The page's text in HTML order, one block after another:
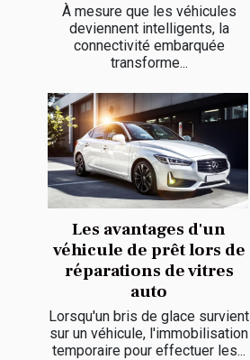
À mesure que les véhicules
deviennent intelligents, la
connectivité embarquée
transforme...
Les avantages d'un
véhicule de prêt lors de
réparations de vitres
auto
Lorsqu'un bris de glace survient
sur un véhicule, l'immobilisation
temporaire pour effectuer les...